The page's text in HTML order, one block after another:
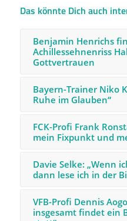
Das könnte Dich auch
Benjamin Henrichs
Achillessehnenriss
Gottvertrauen
Bayern-Trainer Niko
Ruhe im Glauben“
FCK-Profi Frank
mein Fixpunkt und
Davie Selke: „Wenn
dann lese ich in der
VFB-Profi Dennis
insgesamt findet ein